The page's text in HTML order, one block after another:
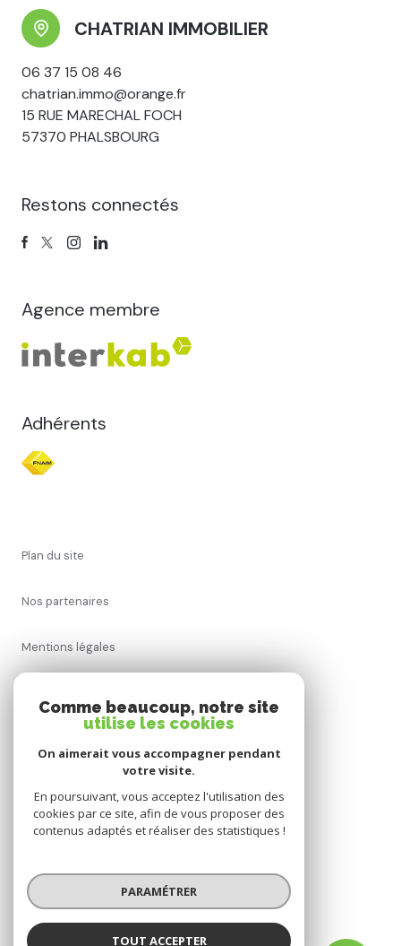
CHATRIAN IMMOBILIER
06 37 15 08 46
chatrian.immo@orange.fr
15 RUE MARECHAL FOCH
57370 PHALSBOURG
Restons connectés
Agence membre
Adhérents
plan du site
nos partenaires
mentions légales
Réalisé par
Comme beaucoup, notre site
utilise les cookies
On aimerait vous accompagner pendant
votre visite.
En poursuivant, vous acceptez l'utilisation des
cookies par ce site, afin de vous proposer des
contenus adaptés et réaliser des statistiques !
PARAMÉTRER
TOUT ACCEPTER